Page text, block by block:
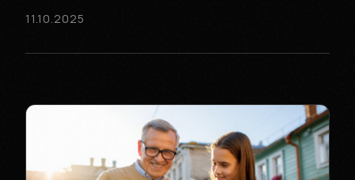
11.10.2025